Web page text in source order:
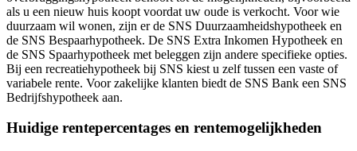
als u een nieuw huis koopt voordat uw oude is verkocht. Voor wie
duurzaam wil wonen, zijn er de SNS Duurzaamheidshypotheek en
de SNS Bespaarhypotheek. De SNS Extra Inkomen Hypotheek en
de SNS Spaarhypotheek met beleggen zijn andere specifieke opties.
Bij een recreatiehypotheek bij SNS kiest u zelf tussen een vaste of
variabele rente. Voor zakelijke klanten biedt de SNS Bank een SNS
Bedrijfshypotheek aan.
Huidige rentepercentages en rentemogelijkheden